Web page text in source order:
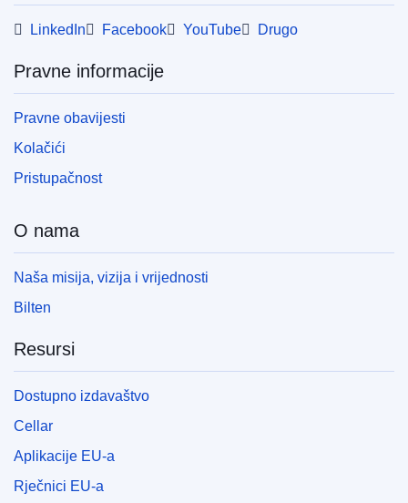
LinkedIn Facebook YouTube Drugo
Pravne informacije
Pravne obavijesti
Kolačići
Pristupačnost
O nama
Naša misija, vizija i vrijednosti
Bilten
Resursi
Dostupno izdavaštvo
Cellar
Aplikacije EU-a
Rječnici EU-a